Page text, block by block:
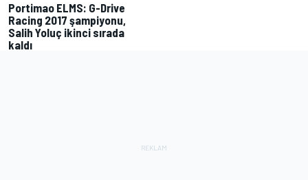
Portimao ELMS: G-Drive
Racing 2017 şampiyonu,
Salih Yoluç ikinci sırada
kaldı